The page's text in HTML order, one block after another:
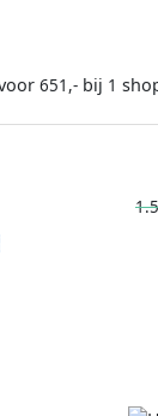
651,- bij 1